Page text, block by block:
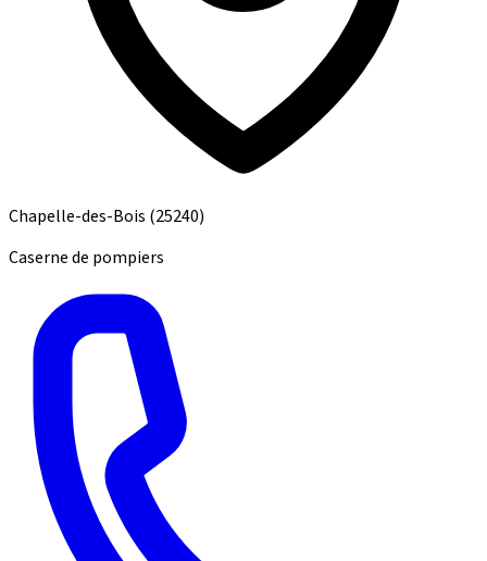
Chapelle-des-Bois (25240)
Caserne de pompiers